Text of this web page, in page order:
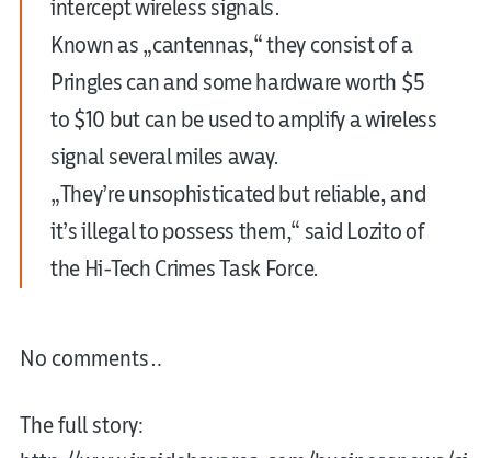
intercept wireless signals.
Known as „cantennas,“ they consist of a
Pringles can and some hardware worth $5
to $10 but can be used to amplify a wireless
signal several miles away.
„They’re unsophisticated but reliable, and
it’s illegal to possess them,“ said Lozito of
the Hi-Tech Crimes Task Force.
No comments…
The full story: